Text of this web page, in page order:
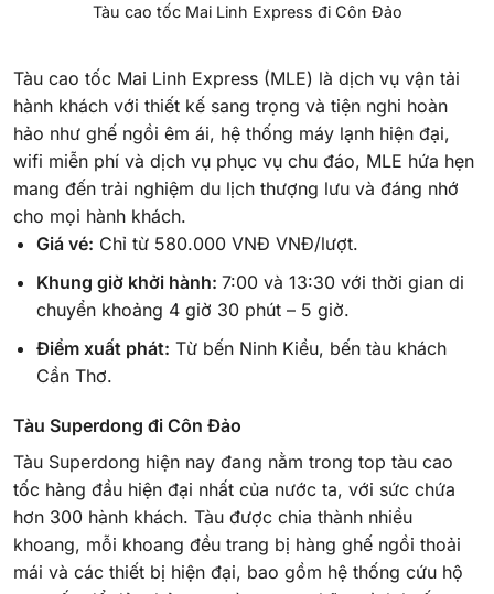
Tàu cao tốc Mai Linh Express đi Côn Đảo
Tàu cao tốc Mai Linh Express (MLE) là dịch vụ vận tải
hành khách với thiết kế sang trọng và tiện nghi hoàn
hảo như ghế ngồi êm ái, hệ thống máy lạnh hiện đại,
wifi miễn phí và dịch vụ phục vụ chu đáo, MLE hứa hẹn
mang đến trải nghiệm du lịch thượng lưu và đáng nhớ
cho mọi hành khách.
Giá vé: Chỉ từ 580.000 VNĐ VNĐ/lượt.
Khung giờ khởi hành: 7:00 và 13:30 với thời gian di
chuyển khoảng 4 giờ 30 phút – 5 giờ.
Điểm xuất phát: Từ bến Ninh Kiều, bến tàu khách
Cần Thơ.
Tàu Superdong đi Côn Đảo
Tàu Superdong hiện nay đang nằm trong top tàu cao
tốc hàng đầu hiện đại nhất của nước ta, với sức chứa
hơn 300 hành khách. Tàu được chia thành nhiều
khoang, mỗi khoang đều trang bị hàng ghế ngồi thoải
mái và các thiết bị hiện đại, bao gồm hệ thống cứu hộ